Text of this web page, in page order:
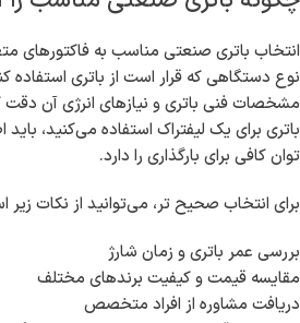
انتخاب باتری صنعتی مناسب به فاکتورهای
نوع دستگاهی که قرار است از باتری
مشخصات فنی باتری و نیازهای انرژی آن دقت
باتری برای یک لیفتراک استفاده می‌کنید،
توان کافی برای بارگذاری را دارد.
برای انتخاب صحیح تر، می‌توانید از نکات زیر
بررسی عمر باتری و زمان شارژ
مقایسه قیمت و کیفیت برندهای مختلف
دریافت مشاوره از افراد متخصص